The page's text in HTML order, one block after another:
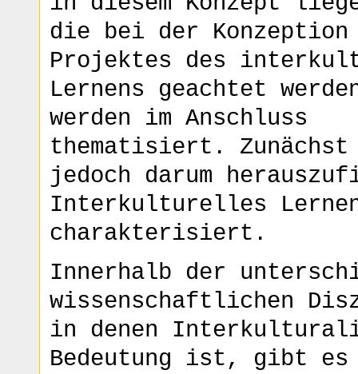
die bei der Konzeption
Projektes des
Lernens geachtet
werden im Anschluss
thematisiert. Zunächst
jedoch darum
Interkulturelles
charakterisiert.
Innerhalb der
wissenschaftlichen
in denen
Bedeutung ist, gibt es